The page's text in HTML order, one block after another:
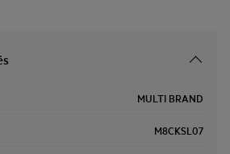
MULTI BRAND
M8CKSL07